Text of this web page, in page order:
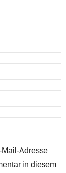
Adresse
in diesem